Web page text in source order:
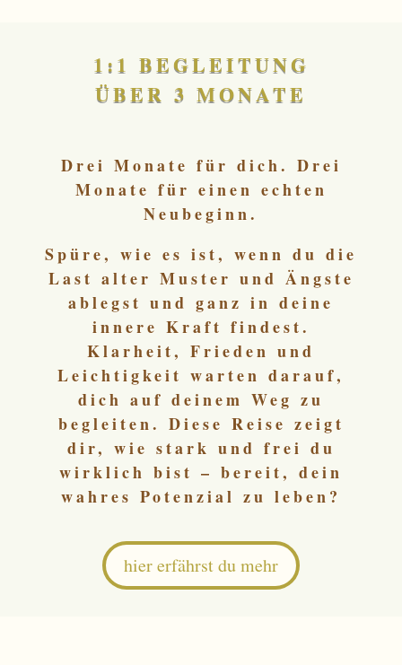
1:1 BEGLEITUNG
ÜBER 3 MONATE
Drei Monate für dich. Drei
Monate für einen echten
Neubeginn.
Spüre, wie es ist, wenn du die
Last alter Muster und Ängste
ablegst und ganz in deine
innere Kraft findest.
Klarheit, Frieden und
Leichtigkeit warten darauf,
dich auf deinem Weg zu
begleiten. Diese Reise zeigt
dir, wie stark und frei du
wirklich bist – bereit, dein
wahres Potenzial zu leben?
hier erfährst du mehr